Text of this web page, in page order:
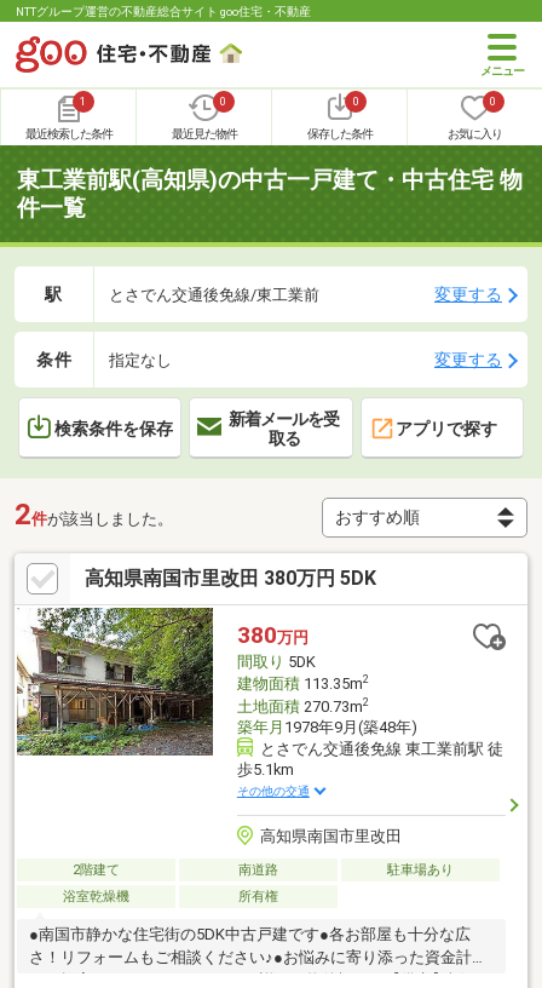
NTTグループ運営の不動産総合サイト goo住宅・不動産
1
最近検索した条件
0
最近見た物件
0
保存した条件
0
お気に入り
東工業前駅(高知県)の中古一戸建て・中古住宅 物
件一覧
駅 とさでん交通後免線/東工業前 変更する
条件 指定なし 変更する
検索条件を保存
新着メールを受
取る
アプリで探す
2件が該当しました。
高知県南国市里改田 380万円 5DK
380万円
間取り 5DK
建物面積113.35m2
土地面積270.73m2
築年月 1978年9月(築48年)
とさでん交通後免線 東工業前駅 徒
歩5.1km
その他の交通
高知県南国市里改田
2階建て 南道路
駐車場あり
浴室乾燥機
所有権
●南国市静かな住宅街の5DK中古戸建です●各お部屋も十分な広
さ！リフォームもご相談ください♪●お悩みに寄り添った資金計画